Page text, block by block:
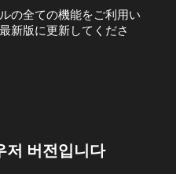
の全ての機能をご利用い
新版に更新してくださ
저 버전입니다